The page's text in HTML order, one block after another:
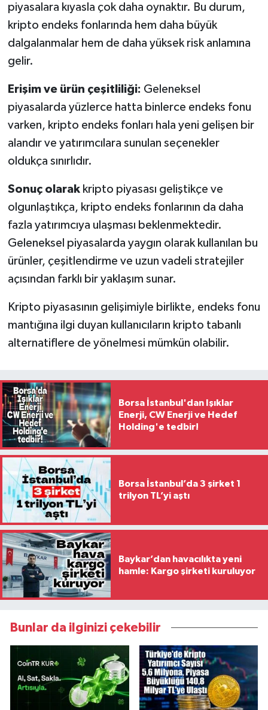
piyasalara kıyasla çok daha oynaktır. Bu durum,
kripto endeks fonlarında hem daha büyük
dalgalanmalar hem de daha yüksek risk anlamına
gelir.
Erişim ve ürün çeşitliliği: Geleneksel
piyasalarda yüzlerce hatta binlerce endeks fonu
varken, kripto endeks fonları hala yeni gelişen bir
alandır ve yatırımcılara sunulan seçenekler
oldukça sınırlıdır.
Sonuç olarak kripto piyasası geliştikçe ve
olgunlaştıkça, kripto endeks fonlarının da daha
fazla yatırımcıya ulaşması beklenmektedir.
Geleneksel piyasalarda yaygın olarak kullanılan bu
ürünler, çeşitlendirme ve uzun vadeli stratejiler
açısından farklı bir yaklaşım sunar.
Kripto piyasasının gelişimiyle birlikte, endeks fonu
mantığına ilgi duyan kullanıcıların kripto tabanlı
alternatiflere de yönelmesi mümkün olabilir.
Borsa İstanbul'dan Işıklar
Enerji, CW Enerji ve Hedef
Holding'e tedbir!
Borsa İstanbul’da 3 şirket 1
trilyon TL’yi aştı
Baykar’dan havacılıkta yeni
hamle: Kargo şirketi kuruluyor
Bunlar da ilginizi çekebilir